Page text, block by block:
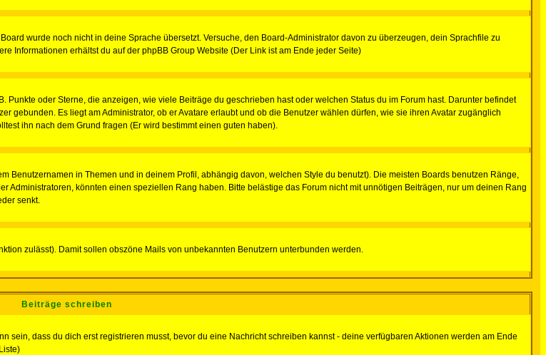
wurde noch nicht in deine Sprache übersetzt. Versuche, den Board-Administrator davon zu überzeugen, dein Sprachfile zu
Informationen erhältst du auf der phpBB Group Website (Der Link ist am Ende jeder Seite)
oder Sterne, die anzeigen, wie viele Beiträge du geschrieben hast oder welchen Status du im Forum hast. Darunter befindet
gebunden. Es liegt am Administrator, ob er Avatare erlaubt und ob die Benutzer wählen dürfen, wie sie ihren Avatar zugänglich
ihn nach dem Grund fragen (Er wird bestimmt einen guten haben).
Benutzernamen in Themen und in deinem Profil, abhängig davon, welchen Style du benutzt). Die meisten Boards benutzen Ränge,
könnten einen speziellen Rang haben. Bitte belästige das Forum nicht mit unnötigen Beiträgen, nur um deinen Rang
senkt.
zulässt). Damit sollen obszöne Mails von unbekannten Benutzern unterbunden werden.
Beiträge schreiben
sein, dass du dich erst registrieren musst, bevor du eine Nachricht schreiben kannst - deine verfügbaren Aktionen werden am Ende